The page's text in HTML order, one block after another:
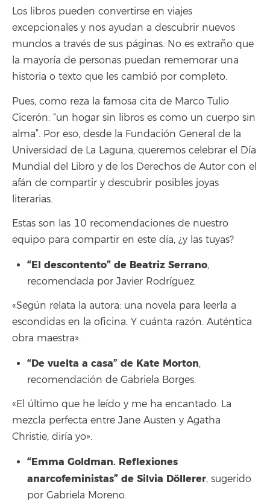
Los libros pueden convertirse en viajes
excepcionales y nos ayudan a descubrir nuevos
mundos a través de sus páginas. No es extraño que
la mayoría de personas puedan rememorar una
historia o texto que les cambió por completo.
Pues, como reza la famosa cita de Marco Tulio
Cicerón: “un hogar sin libros es como un cuerpo sin
alma”. Por eso, desde la Fundación General de la
Universidad de La Laguna, queremos celebrar el Día
Mundial del Libro y de los Derechos de Autor con el
afán de compartir y descubrir posibles joyas
literarias.
Estas son las 10 recomendaciones de nuestro
equipo para compartir en este día, ¿y las tuyas?
“El descontento” de Beatriz Serrano,
recomendada por Javier Rodríguez.
«Según relata la autora: una novela para leerla a
escondidas en la oficina. Y cuánta razón. Auténtica
obra maestra».
“De vuelta a casa” de Kate Morton,
recomendación de Gabriela Borges.
«El último que he leído y me ha encantado. La
mezcla perfecta entre Jane Austen y Agatha
Christie, diría yo».
“Emma Goldman. Reflexiones
anarcofeministas” de Silvia Döllerer, sugerido
por Gabriela Moreno.